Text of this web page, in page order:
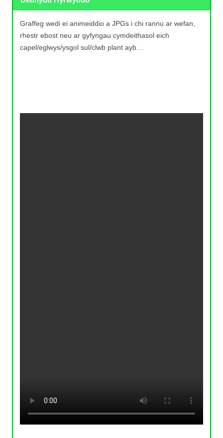
Graffeg wedi ei animeiddio a JPGs i chi rannu ar wefan,
rhestr ebost neu ar gyfyngau cymdeithasol eich
capel/eglwys/ysgol sul/clwb plant ayb…